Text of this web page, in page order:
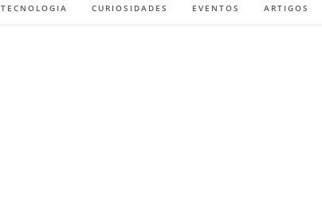
TECNOLOGIA CURIOSIDADES EVENTOS ARTIGOS